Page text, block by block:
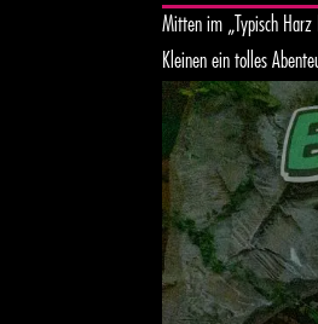
Mitten im „Typisch
Kleinen ein tolles